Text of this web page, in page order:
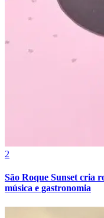
Fortaleza
2
São Roque Sunset cria
música e gastronomia